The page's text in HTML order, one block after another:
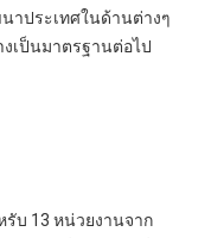
าประเทศในด้านต่างๆ
งเป็นมาตรฐานต่อไป
รับ 13 หน่วยงานจาก